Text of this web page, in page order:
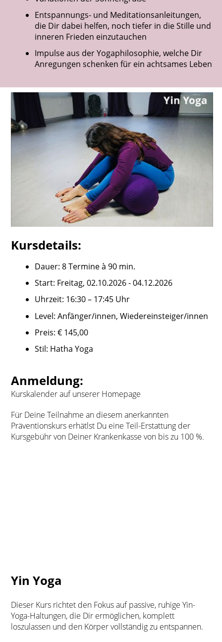
Entspannungs- und Meditationsanleitungen,
die Dir dabei helfen, noch tiefer in die Stille und
inneren Frieden einzutauchen
Impulse aus der Yogaphilosophie, welche Dir
Anregungen schenken für ein achtsames Leben
Kursdetails:
Dauer: 8 Termine à 90 min.
Start: Freitag, 02.10.2026 - 04.12.2026
Uhrzeit: 16:30 – 17:45 Uhr
Level: Anfänger/innen, Wiedereinsteiger/innen
Preis: € 145,00
Stil: Hatha Yoga
Anmeldung:
Kurskalender auf unserer Homepage
Für Deine Teilnahme an diesem anerkannten
Präventionskurs erhätlst Du eine Teil-Erstattung der
Kursgebühr von Deiner Krankenkasse von bis zu 100 %.
Yin Yoga
Dieser Kurs richtet den Fokus auf passive, ruhige Yin-
Yoga-Haltungen, die Dir ermöglichen, komplett
loszulassen und den Körper vollständig zu entspannen.